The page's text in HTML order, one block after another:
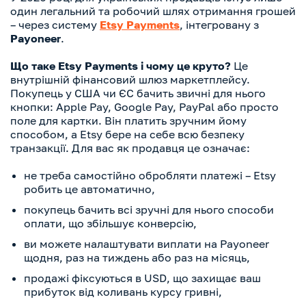
один легальний та робочий шлях отримання грошей
– через систему Etsy Payments, інтегровану з
Payoneer.
Що таке Etsy Payments і чому це круто? Це
внутрішній фінансовий шлюз маркетплейсу.
Покупець у США чи ЄС бачить звичні для нього
кнопки: Apple Pay, Google Pay, PayPal або просто
поле для картки. Він платить зручним йому
способом, а Etsy бере на себе всю безпеку
транзакції. Для вас як продавця це означає:
не треба самостійно обробляти платежі – Etsy
робить це автоматично,
покупець бачить всі зручні для нього способи
оплати, що збільшує конверсію,
ви можете налаштувати виплати на Payoneer
щодня, раз на тиждень або раз на місяць,
продажі фіксуються в USD, що захищає ваш
прибуток від коливань курсу гривні,